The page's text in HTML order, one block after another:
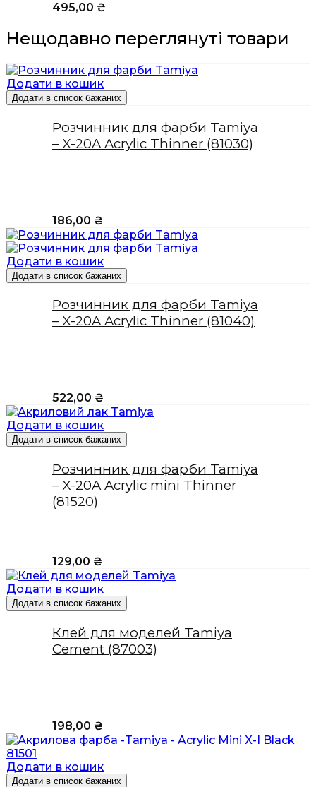
495,00 ₴
Нещодавно переглянуті товари
Додати в кошик
Додати в список бажаних
Розчинник для фарби Tamiya
– X-20A Acrylic Thinner (81030)
186,00 ₴
Додати в кошик
Додати в список бажаних
Розчинник для фарби Tamiya
– X-20A Acrylic Thinner (81040)
522,00 ₴
Додати в кошик
Додати в список бажаних
Розчинник для фарби Tamiya
– X-20A Acrylic mini Thinner
(81520)
129,00 ₴
Додати в кошик
Додати в список бажаних
Клей для моделей Tamiya
Cement (87003)
198,00 ₴
Додати в кошик
Додати в список бажаних